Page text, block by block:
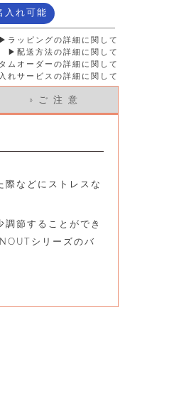
入れ可能
ラッピングの詳細に関して
配送方法の詳細に関して
ムオーダーの詳細に関して
れサービスの詳細に関して
» ご 注 意
際などにストレスな
節することができ
シリーズのバ